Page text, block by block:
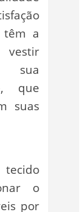
têm a
vestir
sua
que
suas
o
por